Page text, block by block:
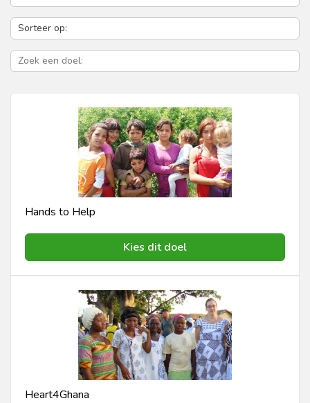
Hands to Help
Kies dit doel
Heart4Ghana